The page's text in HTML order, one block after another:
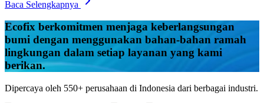
Baca Selengkapnya
Ecofix berkomitmen menjaga keberlangsungan
bumi dengan menggunakan bahan-bahan ramah
lingkungan dalam setiap layanan yang kami
berikan.
Dipercaya oleh 550+ perusahaan di Indonesia dari berbagai industri.